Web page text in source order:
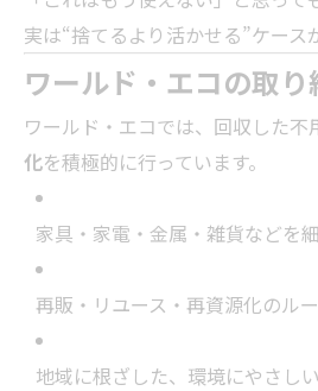
実は“捨てるより活かせる”ケース
ワールド・エコの取り
ワールド・エコでは、回収した不
化を積極的に行っています。
家具・家電・金属・雑貨などを
再販・リユース・再資源化のル
地域に根ざした、環境にやさし